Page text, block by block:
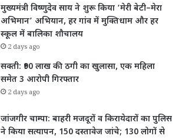
मुख्यमंत्री विष्णुदेव साय ने शुरू किया ‘मेरी बेटी–मेरा
अभिमान’ अभियान, हर गांव में मुक्तिधाम और हर
स्कूल में बालिका शौचालय
2 days ago
सक्ती: ₹90 लाख की ठगी का खुलासा, एक महिला
समेत 3 आरोपी गिरफ्तार
2 days ago
जांजगीर चाम्पा: बाहरी मजदूरों व किरायेदारों का पुलिस
ने किया सत्यापन, 150 दस्तावेज जांचे; 130 लोगों से